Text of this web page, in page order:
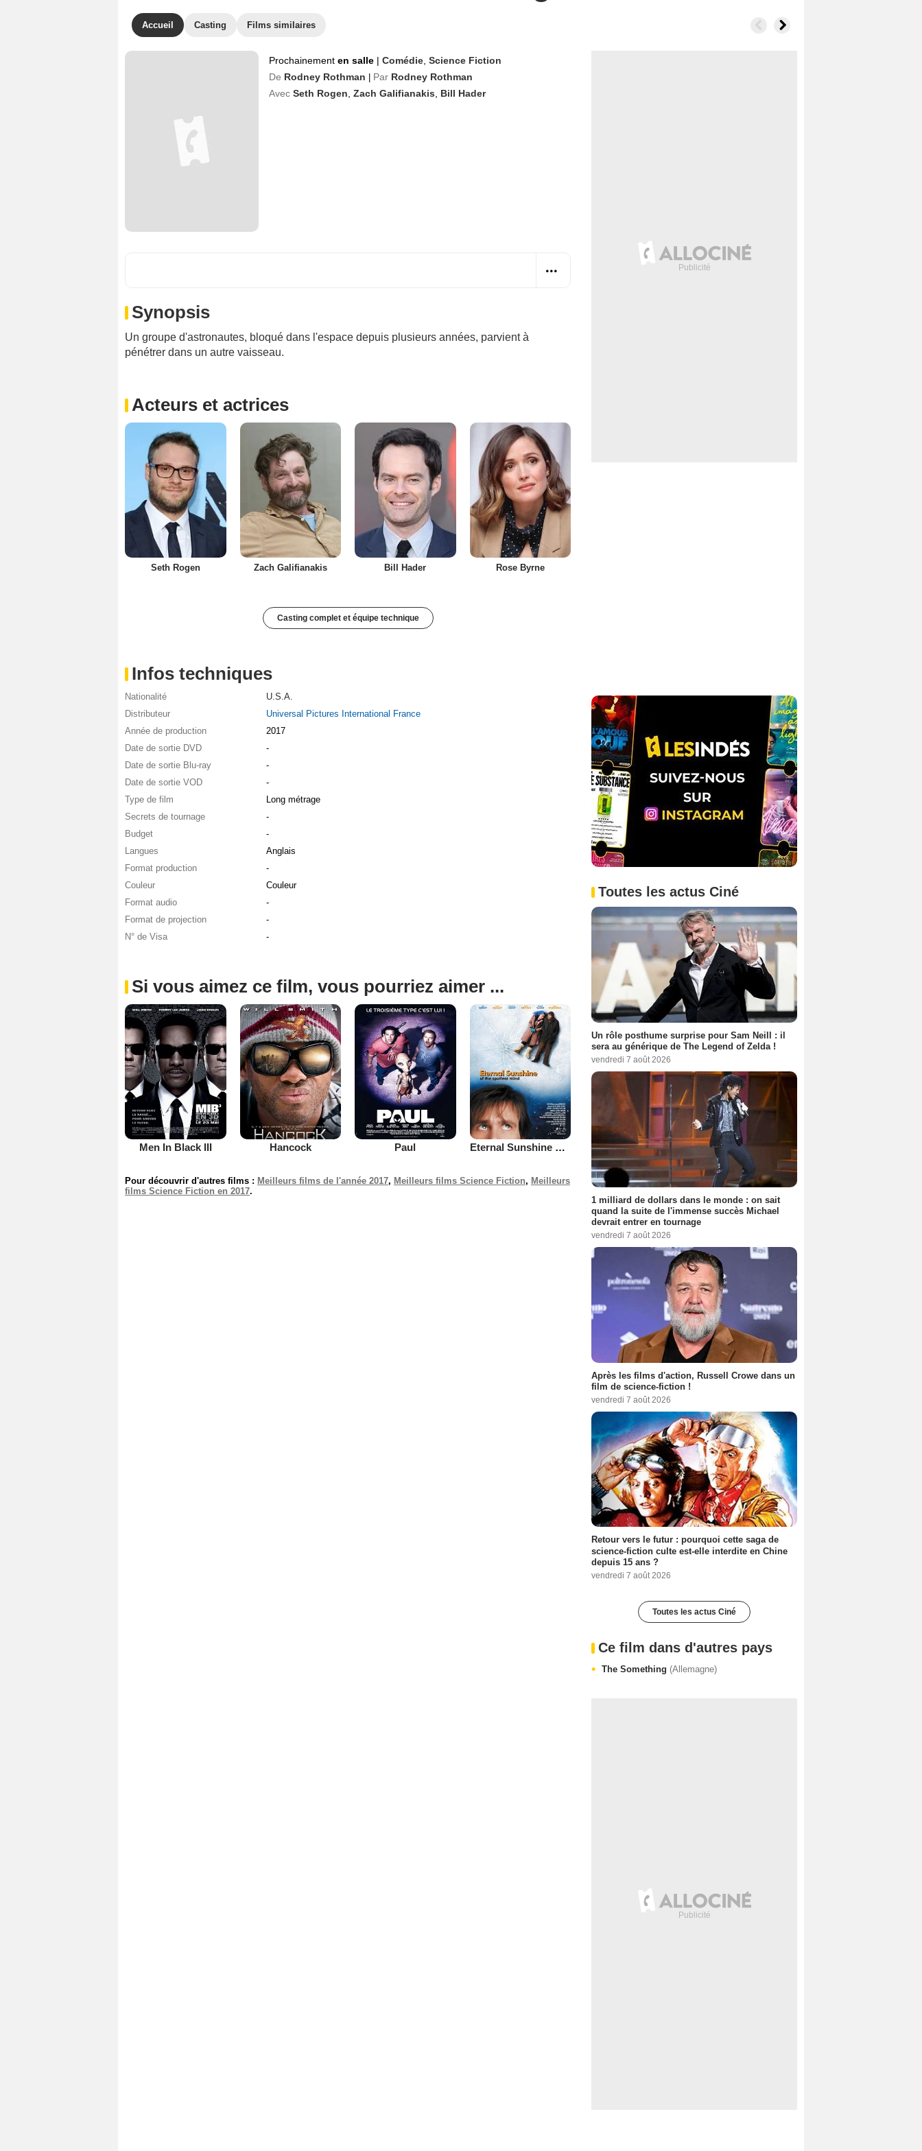
Accueil Casting Films similaires
Prochainement en salle | Comédie Science Fiction
De Rodney Rothman Par Rodney Rothman
Avec Seth Rogen Zach Galifianakis Bill Hader
Synopsis
Un groupe d'astronautes, bloqué dans l'espace depuis plusieurs années, parvient à
pénétrer dans un autre vaisseau.
Acteurs et actrices
Seth Rogen Zach Galifianakis Bill Hader Rose Byrne
Casting complet et équipe technique
Infos techniques
Nationalité
U.S.A.
Distributeur
Universal Pictures International France
Année de production
2017
Date de sortie DVD
-
Date de sortie Blu-ray
-
Date de sortie VOD
-
Type de film
Long métrage
Secrets de tournage
-
Budget
-
Langues
Anglais
Format production
-
Couleur
Couleur
Format audio
-
Format de projection
-
N° de Visa
-
Si vous aimez ce film, vous pourriez aimer ...
Men In Black III Hancock Paul Eternal Sunshine of the Spotless Mind
Pour découvrir d'autres films : Meilleurs films de l'année 2017, Meilleurs films Science Fiction, Meilleurs
films Science Fiction en 2017.
Toutes les actus Ciné
Un rôle posthume surprise pour Sam Neill : il
sera au générique de The Legend of Zelda !
vendredi 7 août 2026
1 milliard de dollars dans le monde : on sait
quand la suite de l'immense succès Michael
devrait entrer en tournage
vendredi 7 août 2026
Après les films d'action, Russell Crowe dans un
film de science-fiction !
vendredi 7 août 2026
Retour vers le futur : pourquoi cette saga de
science-fiction culte est-elle interdite en Chine
depuis 15 ans ?
vendredi 7 août 2026
Toutes les actus Ciné
Ce film dans d'autres pays
The Something (Allemagne)